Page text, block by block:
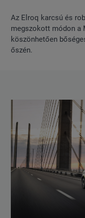
Az Elroq karcsú és
megszokott módon a
köszönhetően
őszén.